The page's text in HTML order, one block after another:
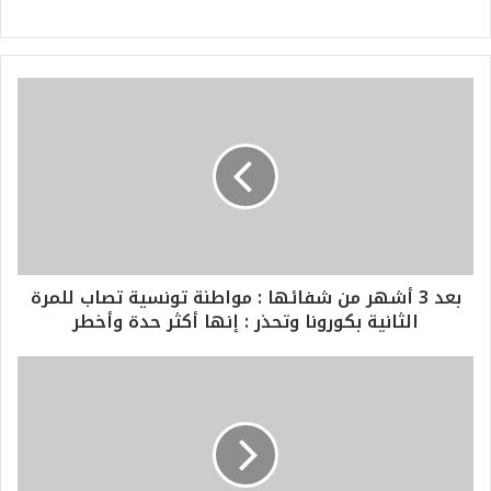
بعد 3 أشهر من شفائها : مواطنة تونسية تصاب للمرة
الثانية بكورونا وتحذر : إنها أكثر حدة وأخطر